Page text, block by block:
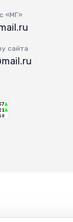
«МГ»
сайта